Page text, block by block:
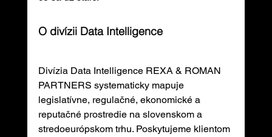
O divízii Data Intelligence
Divízia Data Intelligence REXA & ROMAN
PARTNERS systematicky mapuje
legislatívne, regulačné, ekonomické a
reputačné prostredie na slovenskom a
stredoeurópskom trhu. Poskytujeme klientom